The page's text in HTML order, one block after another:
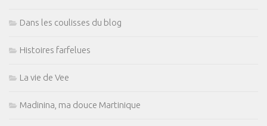
Dans les coulisses du blog
Histoires farfelues
La vie de Vee
Madinina, ma douce Martinique